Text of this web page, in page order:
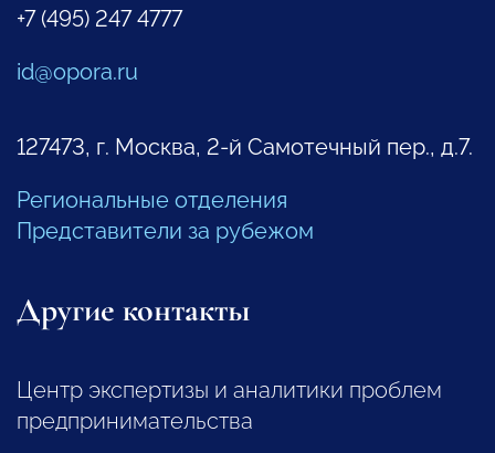
+7 (495) 247 4777
id@opora.ru
127473, г. Москва, 2-й Самотечный пер., д.7.
Региональные отделения
Представители за рубежом
Другие контакты
Центр экспертизы и аналитики проблем
предпринимательства